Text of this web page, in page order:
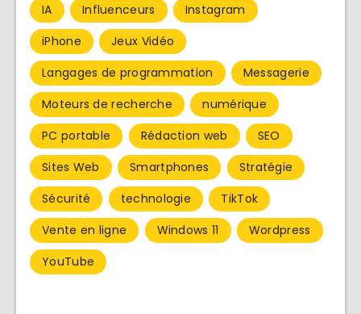
IA
Influenceurs
Instagram
iPhone
Jeux Vidéo
Langages de programmation
Messagerie
Moteurs de recherche
numérique
PC portable
Rédaction web
SEO
Sites Web
Smartphones
Stratégie
Sécurité
technologie
TikTok
Vente en ligne
Windows 11
Wordpress
YouTube